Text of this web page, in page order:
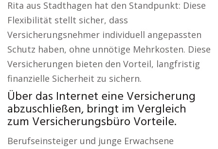
Rita aus Stadthagen hat den Standpunkt: Diese
Flexibilität stellt sicher, dass
Versicherungsnehmer individuell angepassten
Schutz haben, ohne unnötige Mehrkosten. Diese
Versicherungen bieten den Vorteil, langfristig
finanzielle Sicherheit zu sichern.
Über das Internet eine Versicherung
abzuschließen, bringt im Vergleich
zum Versicherungsbüro Vorteile.
Berufseinsteiger und junge Erwachsene